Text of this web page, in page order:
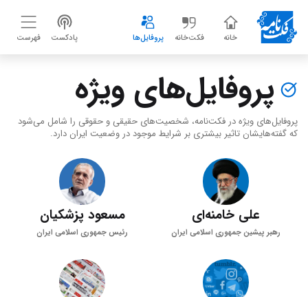
خانه فکت‌خانه پروفایل‌ها پادکست فهرست
پروفایل‌های ویژه
پروفایل‌های ویژه در فکت‌نامه، شخصیت‌های حقیقی و حقوقی را شامل می‌شود
که گفته‌هایشان تاثیر بیشتری بر شرایط موجود در وضعیت ایران دارد.
علی خامنه‌ای
رهبر پیشین جمهوری اسلامی ایران
مسعود پزشکیان
رئیس جمهوری اسلامی ایران